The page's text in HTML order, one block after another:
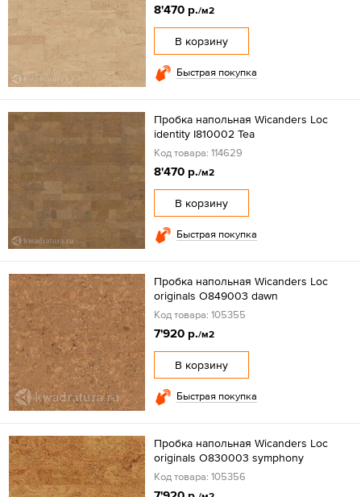
8'470 р./м2
В корзину
Быстрая покупка
Пробка напольная Wicanders Loc
identity I810002 Tea
Код товара: 114629
8'470 р./м2
В корзину
Быстрая покупка
Пробка напольная Wicanders Loc
originals O849003 dawn
Код товара: 105355
7'920 р./м2
В корзину
Быстрая покупка
Пробка напольная Wicanders Loc
originals O830003 symphony
Код товара: 105356